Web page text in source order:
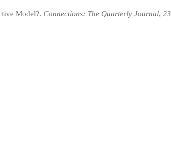
Model?. Connections: The Quarterly Journal, 23